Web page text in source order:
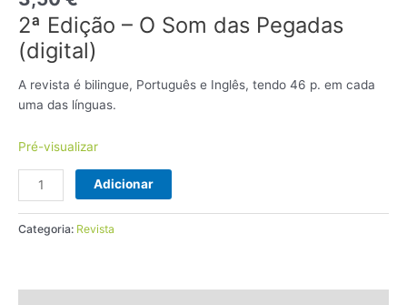
2ª Edição – O Som das Pegadas
(digital)
A revista é bilingue, Português e Inglês, tendo 46 p. em cada
uma das línguas.
Pré-visualizar
-
O
Som
Pegadas
(digital)
Adicionar
Categoria: Revista